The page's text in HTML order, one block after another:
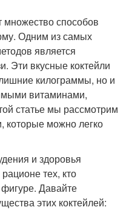
способов
Одним из самых
является
Эти вкусные коктейли
килограммы, но и
витаминами,
статье мы рассмотрим
которые можно легко
и здоровья
тех, кто
Давайте
этих коктейлей: